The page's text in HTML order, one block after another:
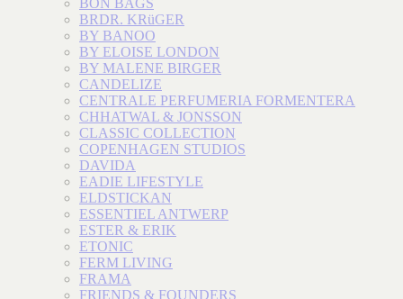
BON BAGS
BRDR. KRüGER
BY BANOO
BY ELOISE LONDON
BY MALENE BIRGER
CANDELIZE
CENTRALE PERFUMERIA FORMENTERA
CHHATWAL & JONSSON
CLASSIC COLLECTION
COPENHAGEN STUDIOS
DAVIDA
EADIE LIFESTYLE
ELDSTICKAN
ESSENTIEL ANTWERP
ESTER & ERIK
ETONIC
FERM LIVING
FRAMA
FRIENDS & FOUNDERS